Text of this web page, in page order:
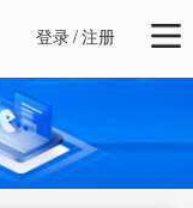
登录/注册